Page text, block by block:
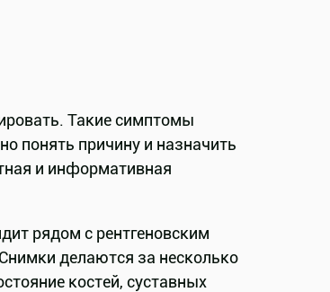
Такие симптомы
понять причину и назначить
и информативная
рядом с рентгеновским
делаются за несколько
костей, суставных